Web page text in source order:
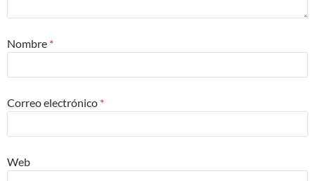
Nombre *
Correo electrónico *
Web